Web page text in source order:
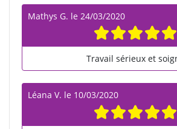
Mathys G. le 24/03/2020
Travail sérieux et
Léana V. le 10/03/2020